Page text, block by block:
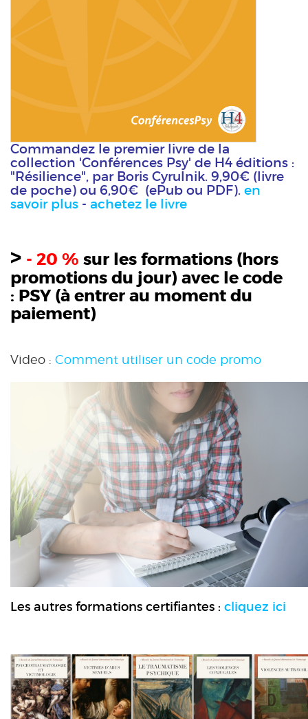
Commandez le premier livre de la
collection 'Conférences Psy' de H4 éditions :
"Résilience", par Boris Cyrulnik. 9,90€ (livre
de poche) ou 6,90€ (ePub ou PDF). en
savoir plus - achetez le livre
> - 20 % sur les formations (hors
promotions du jour) avec le code
: PSY(à entrer au moment du
paiement)
Video : Comment utiliser un code promo
Les autres formations certifiantes : cliquez ici